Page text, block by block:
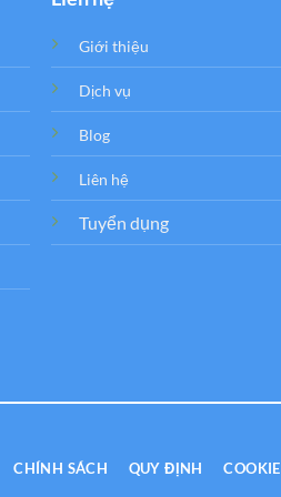
Giới thiệu
Dịch vụ
Blog
Liên hệ
Tuyển dụng
CHÍNH SÁCH QUY ĐỊNH